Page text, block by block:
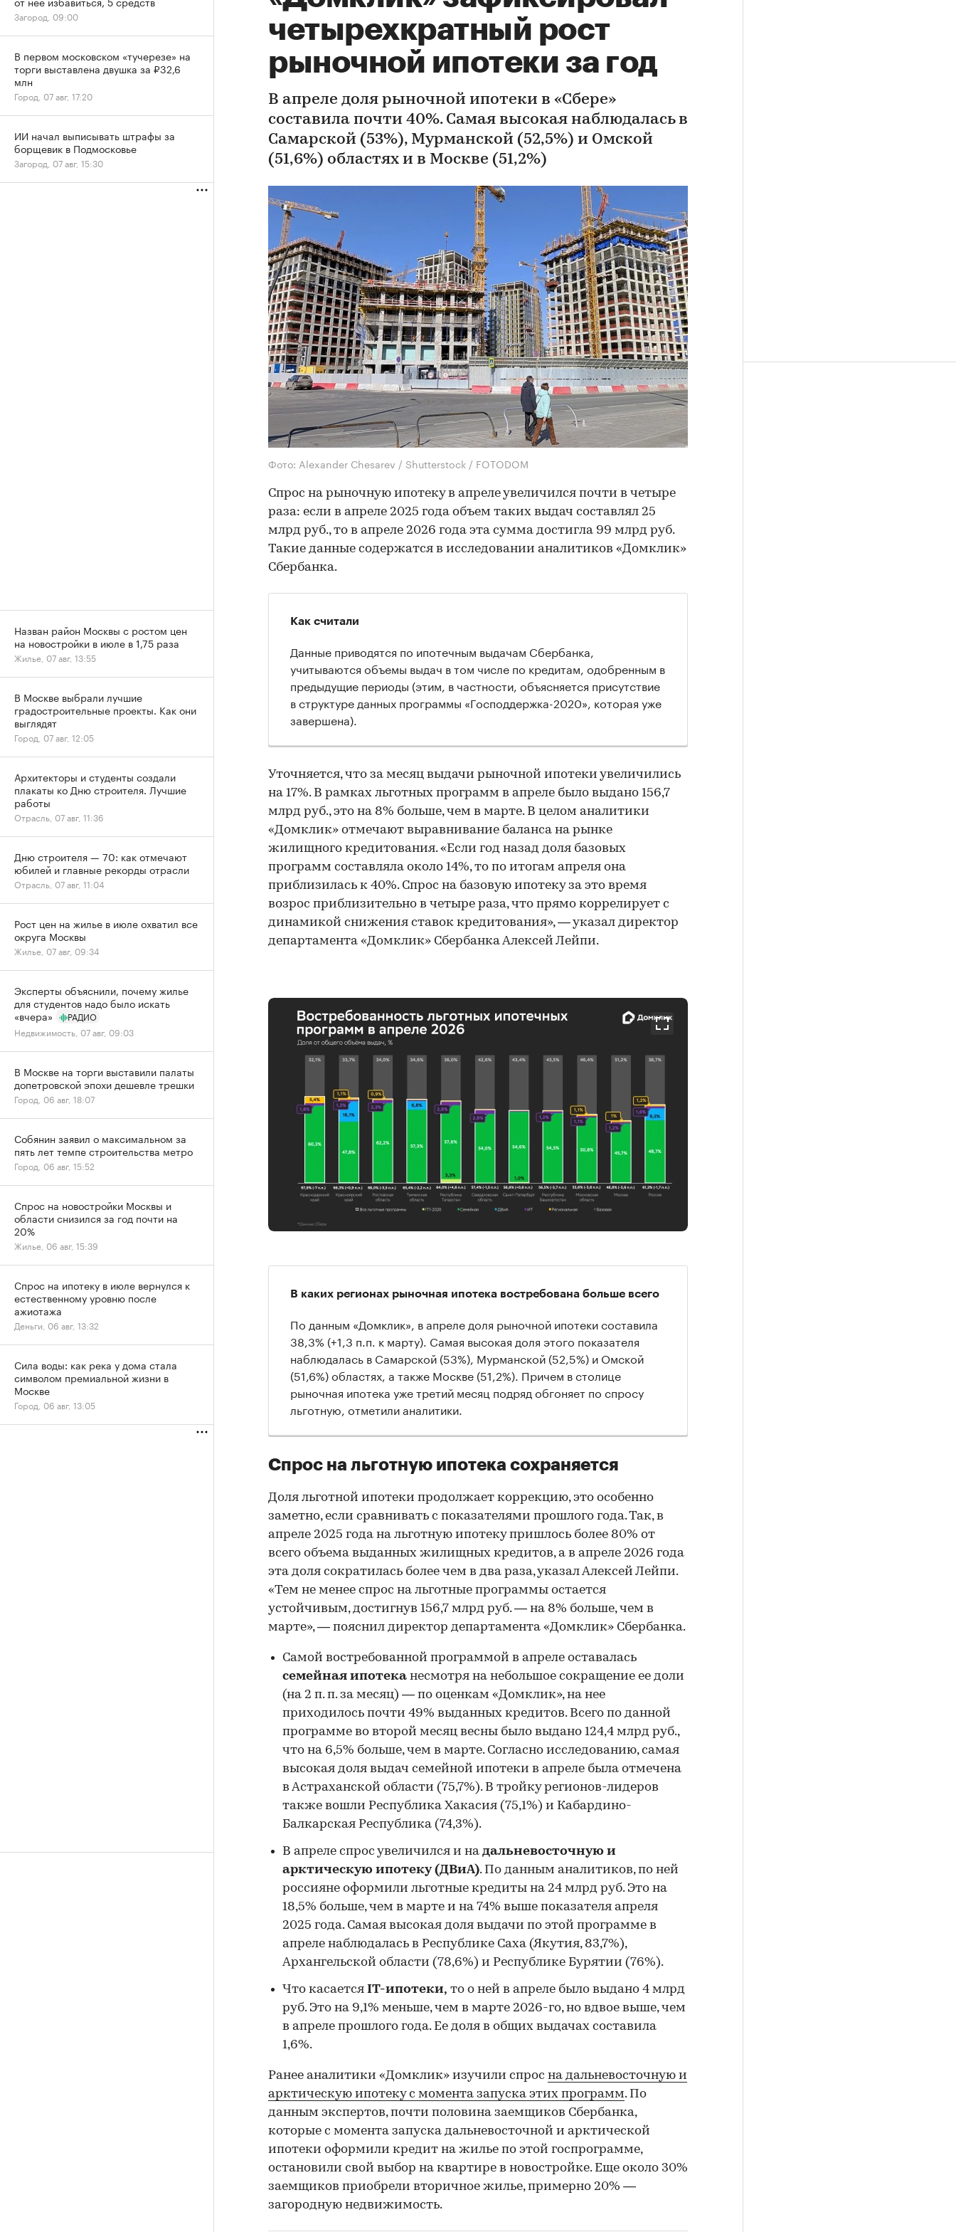
четырехкратный рост
рыночной ипотеки за год
В апреле доля рыночной ипотеки в «Сбере»
составила почти 40%. Самая высокая наблюдалась в
Самарской (53%), Мурманской (52,5%) и Омской
(51,6%) областях и в Москве (51,2%)
Фото: Alexander Chesarev / Shutterstock / FOTODOM
Спрос на рыночную ипотеку в апреле увеличился почти в четыре
раза: если в апреле 2025 года объем таких выдач составлял 25
млрд руб., то в апреле 2026 года эта сумма достигла 99 млрд руб.
Такие данные содержатся в исследовании аналитиков «Домклик»
Сбербанка.
Как считали
Данные приводятся по ипотечным выдачам Сбербанка,
учитываются объемы выдач в том числе по кредитам, одобренным в
предыдущие периоды (этим, в частности, объясняется присутствие
в структуре данных программы «Господдержка-2020», которая уже
завершена).
Уточняется, что за месяц выдачи рыночной ипотеки увеличились
на 17%. В рамках льготных программ в апреле было выдано 156,7
млрд руб., это на 8% больше, чем в марте. В целом аналитики
«Домклик» отмечают выравнивание баланса на рынке
жилищного кредитования. «Если год назад доля базовых
программ составляла около 14%, то по итогам апреля она
приблизилась к 40%. Спрос на базовую ипотеку за это время
возрос приблизительно в четыре раза, что прямо коррелирует с
динамикой снижения ставок кредитования», — указал директор
департамента «Домклик» Сбербанка Алексей Лейпи.
В каких регионах рыночная ипотека востребована больше всего
По данным «Домклик», в апреле доля рыночной ипотеки составила
38,3% (+1,3 п.п. к марту). Самая высокая доля этого показателя
наблюдалась в Самарской (53%), Мурманской (52,5%) и Омской
(51,6%) областях, а также Москве (51,2%). Причем в столице
рыночная ипотека уже третий месяц подряд обгоняет по спросу
льготную, отметили аналитики.
Спрос на льготную ипотека сохраняется
Доля льготной ипотеки продолжает коррекцию, это особенно
заметно, если сравнивать с показателями прошлого года. Так, в
апреле 2025 года на льготную ипотеку пришлось более 80% от
всего объема выданных жилищных кредитов, а в апреле 2026 года
эта доля сократилась более чем в два раза, указал Алексей Лейпи.
«Тем не менее спрос на льготные программы остается
устойчивым, достигнув 156,7 млрд руб. — на 8% больше, чем в
марте», — пояснил директор департамента «Домклик» Сбербанка.
Самой востребованной программой в апреле оставалась
семейная ипотека несмотря на небольшое сокращение ее доли
(на 2 п. п. за месяц) — по оценкам «Домклик», на нее
приходилось почти 49% выданных кредитов. Всего по данной
программе во второй месяц весны было выдано 124,4 млрд руб.,
что на 6,5% больше, чем в марте. Согласно исследованию, самая
высокая доля выдач семейной ипотеки в апреле была отмечена
в Астраханской области (75,7%). В тройку регионов-лидеров
также вошли Республика Хакасия (75,1%) и Кабардино-
Балкарская Республика (74,3%).
В апреле спрос увеличился и на дальневосточную и
арктическую ипотеку (ДВиА). По данным аналитиков, по ней
россияне оформили льготные кредиты на 24 млрд руб. Это на
18,5% больше, чем в марте и на 74% выше показателя апреля
2025 года. Самая высокая доля выдачи по этой программе в
апреле наблюдалась в Республике Саха (Якутия, 83,7%),
Архангельской области (78,6%) и Республике Бурятии (76%).
Что касается IT-ипотеки, то о ней в апреле было выдано 4 млрд
руб. Это на 9,1% меньше, чем в марте 2026-го, но вдвое выше, чем
в апреле прошлого года. Ее доля в общих выдачах составила
1,6%.
Ранее аналитики «Домклик» изучили спрос на дальневосточную и
арктическую ипотеку с момента запуска этих программ. По
данным экспертов, почти половина заемщиков Сбербанка,
которые с момента запуска дальневосточной и арктической
ипотеки оформили кредит на жилье по этой госпрограмме,
остановили свой выбор на квартире в новостройке. Еще около 30%
заемщиков приобрели вторичное жилье, примерно 20% —
загородную недвижимость.
Загород, 09:00
В первом московском «тучерезе» на
торги выставлена двушка за ₽32,6
млн
Город, 07 авг, 17:20
ИИ начал выписывать штрафы за
борщевик в Подмосковье
Загород, 07 авг, 15:30
Назван район Москвы с ростом цен
на новостройки в июле в 1,75 раза
Жилье, 07 авг, 13:55
В Москве выбрали лучшие
градостроительные проекты. Как они
выглядят
Город, 07 авг, 12:05
Архитекторы и студенты создали
плакаты ко Дню строителя. Лучшие
работы
Отрасль, 07 авг, 11:36
Дню строителя — 70: как отмечают
юбилей и главные рекорды отрасли
Отрасль, 07 авг, 11:04
Рост цен на жилье в июле охватил все
округа Москвы
Жилье, 07 авг, 09:34
Эксперты объяснили, почему жилье
для студентов надо было искать
«вчера»
РАДИО
Недвижимость, 07 авг, 09:03
В Москве на торги выставили палаты
допетровской эпохи дешевле трешки
Город, 06 авг, 18:07
Собянин заявил о максимальном за
пять лет темпе строительства метро
Город, 06 авг, 15:52
Спрос на новостройки Москвы и
области снизился за год почти на
20%
Жилье, 06 авг, 15:39
Спрос на ипотеку в июле вернулся к
естественному уровню после
ажиотажа
Деньги, 06 авг, 13:32
Сила воды: как река у дома стала
символом премиальной жизни в
Москве
Город, 06 авг, 13:05